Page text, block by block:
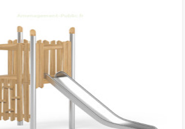
de jeu Robinox 101
Robinox 101 est une structure multi-activités
extérieur de la gamme Robinox. Associant sur
s..
Offre partenaire